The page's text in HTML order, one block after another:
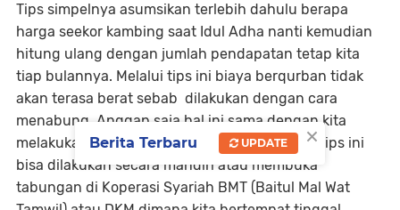
Tips simpelnya asumsikan terlebih dahulu berapa
harga seekor kambing saat Idul Adha nanti kemudian
hitung ulang dengan jumlah pendapatan tetap kita
tiap bulannya. Melalui tips ini biaya berqurban tidak
akan terasa berat sebab dilakukan dengan cara
menabung. Anggap saja hal ini sama dengan kita
melakukan angsuran motor, Hp dan lainnya. Tips ini
bisa dilakukan secara mandiri atau membuka
tabungan di Koperasi Syariah BMT (Baitul Mal Wat
×
Berita Terbaru UPDATE